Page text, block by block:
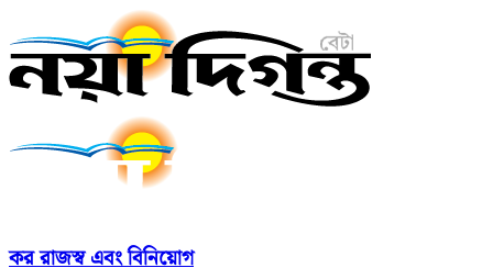
কর রাজস্ব এবং বিনিয়োগ